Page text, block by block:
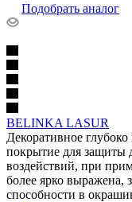
Подобрать аналог
BELINKA LASUR
Декоративное
покрытие для защиты
воздействий, при
более ярко выражена,
способности в